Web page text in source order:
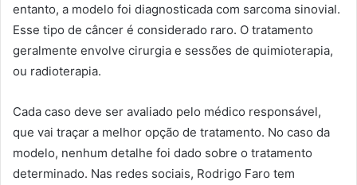
entanto, a modelo foi diagnosticada com sarcoma sinovial.
Esse tipo de câncer é considerado raro. O tratamento
geralmente envolve cirurgia e sessões de quimioterapia,
ou radioterapia.
Cada caso deve ser avaliado pelo médico responsável,
que vai traçar a melhor opção de tratamento. No caso da
modelo, nenhum detalhe foi dado sobre o tratamento
determinado. Nas redes sociais, Rodrigo Faro tem